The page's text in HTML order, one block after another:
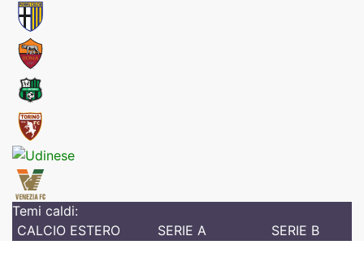
Temi caldi:
CALCIO ESTERO
SERIE A SERIE B